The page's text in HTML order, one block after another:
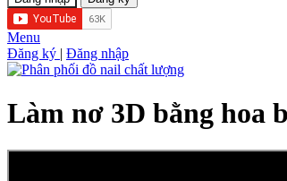
Menu
Đăng ký | Đăng nhập
Làm nơ 3D bằng hoa